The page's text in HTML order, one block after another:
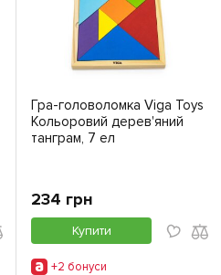
Гра-головоломка Viga Toys
Кольоровий дерев'яний
танграм, 7 ел
234 грн
Купити
+2 бонуси